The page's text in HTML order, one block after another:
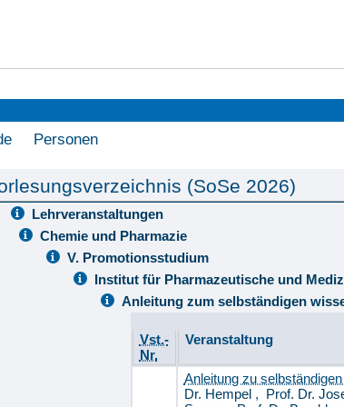
Personen
(SoSe 2026)
Lehrveranstaltungen
Chemie und Pharmazie
V. Promotionsstudium
Institut für Pharmazeutische und
Anleitung zum selbständigen
Vst.-
Nr.
Veranstaltung
Anleitung zu
Dr. Hempel , Prof. Dr.